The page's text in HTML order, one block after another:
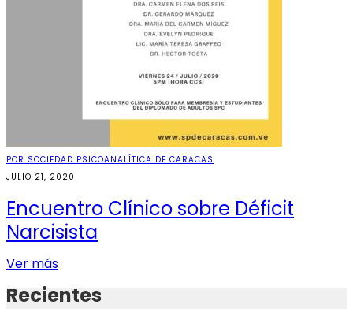
POR SOCIEDAD PSICOANALÍTICA DE CARACAS
JULIO 21, 2020
Encuentro Clínico sobre Déficit
Narcisista
Ver más
Recientes